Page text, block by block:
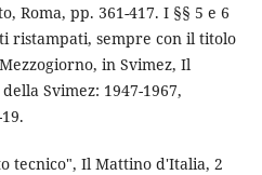
Roma, pp. 361-417. I §§ 5 e 6
ristampati, sempre con il titolo
in Svimez, Il
Svimez: 1947-1967,
tecnico", Il Mattino d'Italia, 2